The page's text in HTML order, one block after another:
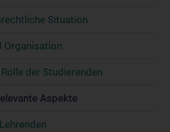
Situation
Organisation
der Studierenden
Aspekte